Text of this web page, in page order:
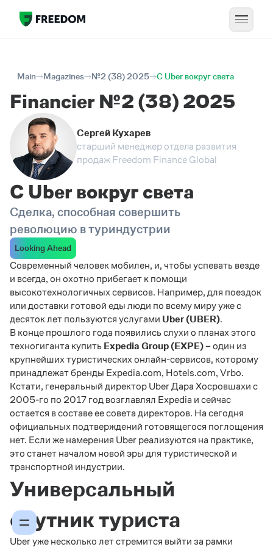
Main Magazines №2 (38) 2025 С Uber вокруг света
Financier №2 (38) 2025
Сергей Кухарев
старший менеджер отдела развития
продаж Freedom Finance Global
С Uber вокруг света
Сделка, способная совершить
революцию в туриндустрии
Looking Ahead
Современный человек мобилен, и, чтобы успевать везде
и всегда, он охотно прибегает к помощи
высокотехнологичных сервисов. Например, для поездок
или доставки готовой еды люди по всему миру уже с
десяток лет пользуются услугами Uber (UBER).
В конце прошлого года появились слухи о планах этого
техногиганта купить Expedia Group (EXPE)– один из
крупнейших туристических онлайн-сервисов, которому
принадлежат бренды Expedia.com, Hotels.com, Vrbo.
Кстати, генеральный директор Uber Дара Хосровшахи с
2005-го по 2017 год возглавлял Expedia и сейчас
остается в составе ее совета директоров. На сегодня
официальных подтверждений готовящегося поглощения
нет. Если же намерения Uber реализуются на практике,
это станет началом новой эры для туристической и
транспортной индустрии.
Универсальный
спутник туриста
Uber уже несколько лет стремится выйти за рамки